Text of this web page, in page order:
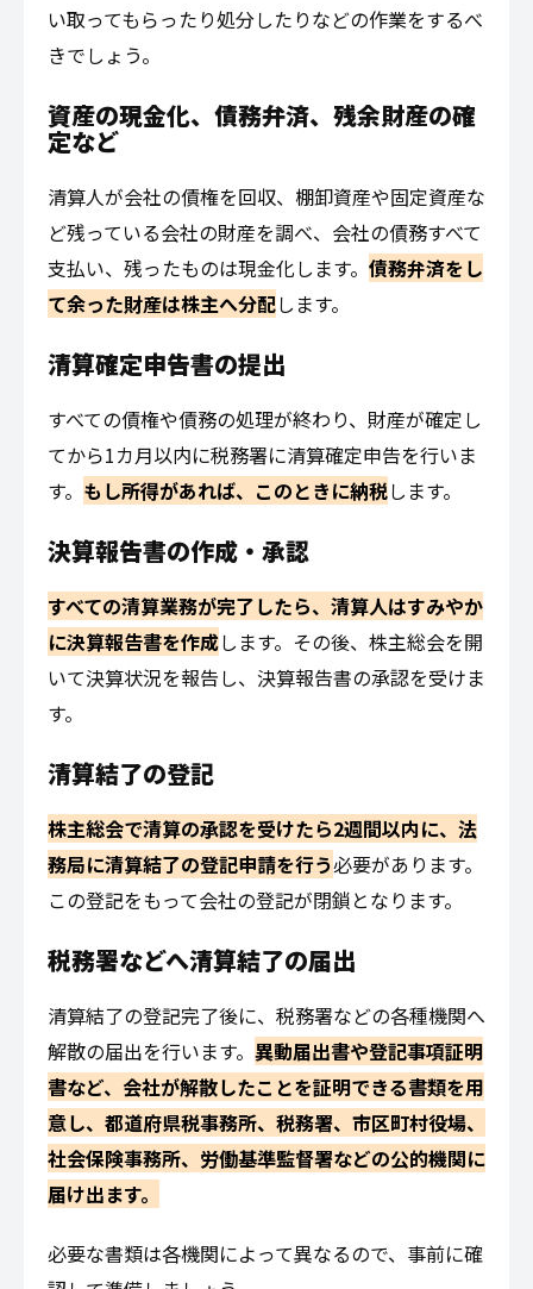
い取ってもらったり処分したりなどの作業をするべ
きでしょう。
資産の現金化、債務弁済、残余財産の確
定など
清算人が会社の債権を回収、棚卸資産や固定資産な
ど残っている会社の財産を調べ、会社の債務すべて
支払い、残ったものは現金化します。 債務弁済をし
て余った財産は株主へ分配します。
清算確定申告書の提出
すべての債権や債務の処理が終わり、財産が確定し
てから1カ月以内に税務署に清算確定申告を行いま
す。 もし所得があれば、このときに納税します。
決算報告書の作成・承認
すべての清算業務が完了したら、清算人はすみやか
に決算報告書を作成します。その後、株主総会を開
いて決算状況を報告し、決算報告書の承認を受けま
す。
清算結了の登記
株主総会で清算の承認を受けたら2週間以内に、法
務局に清算結了の登記申請を行う必要があります。
この登記をもって会社の登記が閉鎖となります。
税務署などへ清算結了の届出
清算結了の登記完了後に、税務署などの各種機関へ
解散の届出を行います。 異動届出書や登記事項証明
書など、会社が解散したことを証明できる書類を用
意し、都道府県税事務所、税務署、市区町村役場、
社会保険事務所、労働基準監督署などの公的機関に
届け出ます。
必要な書類は各機関によって異なるので、事前に確